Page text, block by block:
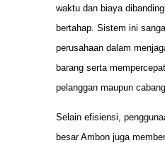
waktu dan biaya
bertahap. Sistem ini
perusahaan dalam
barang serta
pelanggan maupun
Selain efisiensi,
besar Ambon juga